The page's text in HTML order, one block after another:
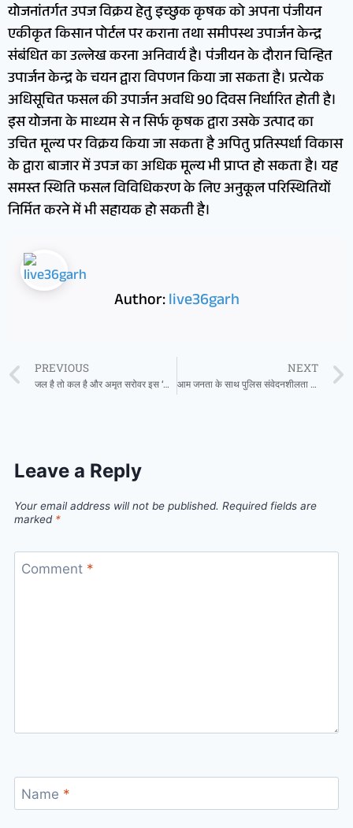
योजनांतर्गत उपज विक्रय हेतु इच्छुक कृषक को अपना पंजीयन
एकीकृत किसान पोर्टल पर कराना तथा समीपस्थ उपार्जन केन्द्र
संबंधित का उल्लेख करना अनिवार्य है। पंजीयन के दौरान चिन्हित
उपार्जन केन्द्र के चयन द्वारा विपणन किया जा सकता है। प्रत्येक
अधिसूचित फसल की उपार्जन अवधि 90 दिवस निर्धारित होती है।
इस योजना के माध्यम से न सिर्फ कृषक द्वारा उसके उत्पाद का
उचित मूल्य पर विक्रय किया जा सकता है अपितु प्रतिस्पर्धा विकास
के द्वारा बाजार में उपज का अधिक मूल्य भी प्राप्त हो सकता है। यह
समस्त स्थिति फसल विविधिकरण के लिए अनुकूल परिस्थितियों
निर्मित करने में भी सहायक हो सकती है।
Author:live36garh
PREVIOUS
जल है तो कल है और अमृत सरोवर इस ‘कल’ को सुरक्षित रखने का राष्ट्रीय संकल्प है
NEXT
आम जनता के साथ पुलिस संवेदनशीलता के साथ बर्ताव करें – राज्यपाल डेका
Leave a Reply
Your email address will not be published. Required fields are
marked *
Comment *
Name *